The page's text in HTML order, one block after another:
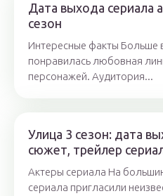
Дата выхода сериала
сезон
Интересные факты Больше
понравилась любовная
персонажей. Аудитория...
Улица 3 сезон: дата
сюжет, трейлер
Актеры сериала На
сериала пригласили